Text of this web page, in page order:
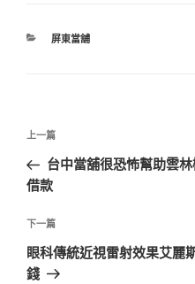
分
屏東當舖
文
導
覽
上
一
篇
章
上一篇
台中當舖很恐怖幫助雲
借款
下
一
篇
下一篇
眼科傳統近視雷射效果艾麗
錢